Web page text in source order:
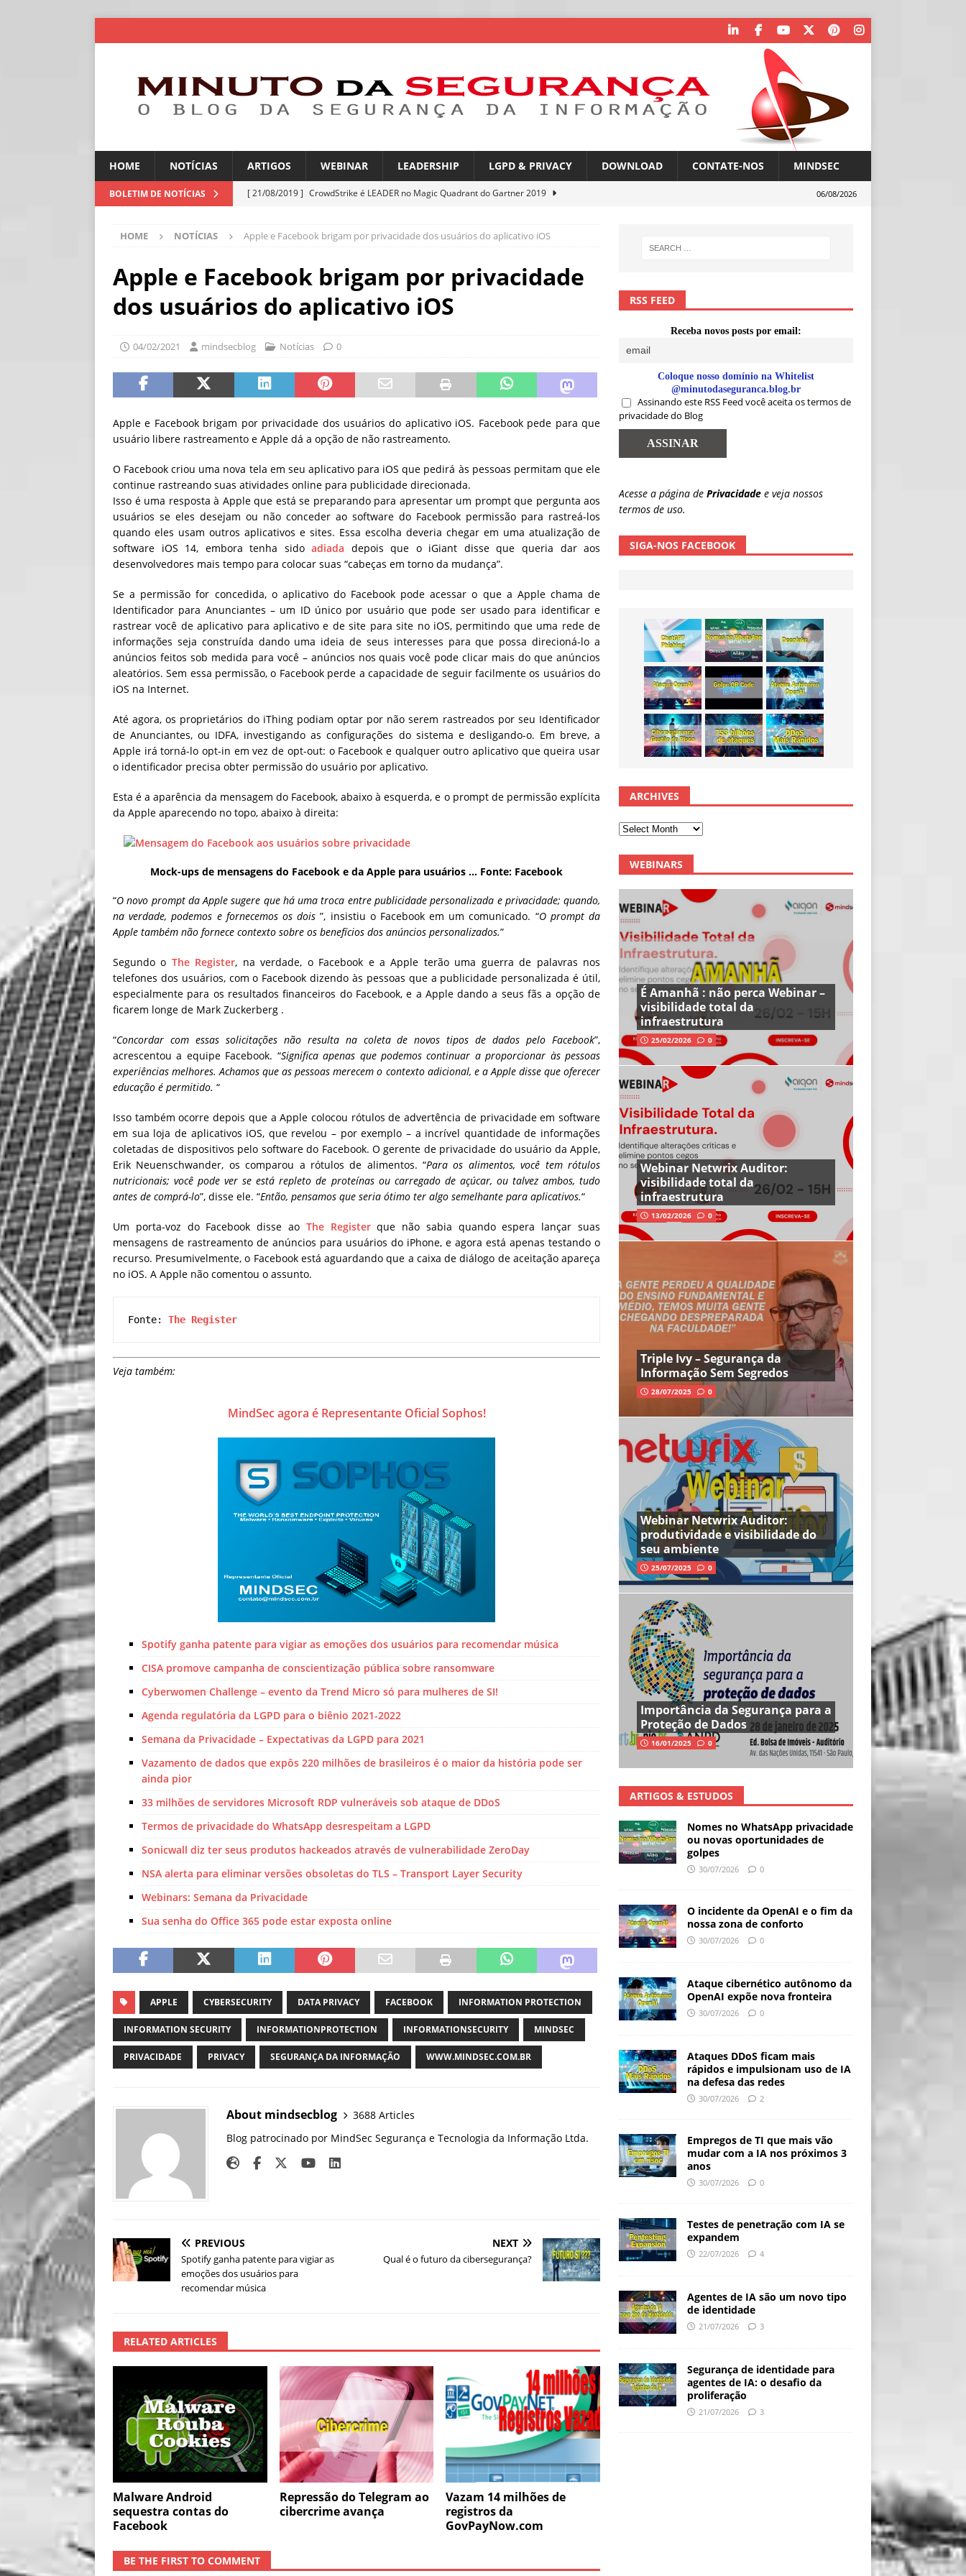
HOME NOTÍCIAS ARTIGOS WEBINAR LEADERSHIP LGPD & PRIVACY DOWNLOAD CONTATE-NOS MINDSEC
BOLETIM DE NOTÍCIAS [ 21/08/2019 ] CrowdStrike é LEADER no Magic Quadrant do Gartner 2019
[ 30/07/2026 ] ChatGPT entra na mira de campanhas de phishing
NOTÍCIAS
[ 30/07/2026 ]
Nomes no WhatsApp privacidade ou novas oportunidades de golpes
[ 30/07/2026 ] Deepfakes já enganam 90% dos brasileiros no trabalho
[ 30/07/2026 ]
06/08/2026
HOME NOTÍCIAS Apple e Facebook brigam por privacidade dos usuários do aplicativo iOS
Apple e Facebook brigam por privacidade
dos usuários do aplicativo iOS
04/02/2021 mindsecblog Notícias 0
Apple e Facebook brigam por privacidade dos usuários do aplicativo iOS. Facebook pede para que
usuário libere rastreamento e Apple dá a opção de não rastreamento.
O Facebook criou uma nova tela em seu aplicativo para iOS que pedirá às pessoas permitam que ele
continue rastreando suas atividades online para publicidade direcionada.
Isso é uma resposta à Apple que está se preparando para apresentar um prompt que pergunta aos
usuários se eles desejam ou não conceder ao software do Facebook permissão para rastreá-los
quando eles usam outros aplicativos e sites. Essa escolha deveria chegar em uma atualização de
software iOS 14, embora tenha sidoadiada depois que o iGiant disse que queria dar aos
desenvolvedores mais tempo para colocar suas “cabeças em torno da mudança”.
Se a permissão for concedida, o aplicativo do Facebook pode acessar o que a Apple chama de
Identificador para Anunciantes – um ID único por usuário que pode ser usado para identificar e
rastrear você de aplicativo para aplicativo e de site para site no iOS, permitindo que uma rede de
informações seja construída dando uma ideia de seus interesses para que possa direcioná-lo a
anúncios feitos sob medida para você – anúncios nos quais você pode clicar mais do que anúncios
aleatórios. Sem essa permissão, o Facebook perde a capacidade de seguir facilmente os usuários do
iOS na Internet.
Até agora, os proprietários do iThing podiam optar por não serem rastreados por seu Identificador
de Anunciantes, ou IDFA, investigando as configurações do sistema e desligando-o. Em breve, a
Apple irá torná-lo opt-in em vez de opt-out: o Facebook e qualquer outro aplicativo que queira usar
o identificador precisa obter permissão do usuário por aplicativo.
Esta é a aparência da mensagem do Facebook, abaixo à esquerda, e o prompt de permissão explícita
da Apple aparecendo no topo, abaixo à direita:
Mock-ups de mensagens do Facebook e da Apple para usuários … Fonte: Facebook
“O novo prompt da Apple sugere que há uma troca entre publicidade personalizada e privacidade; quando,
na verdade, podemos e fornecemos os dois ”, insistiu o Facebook em um comunicado. “O prompt da
Apple também não fornece contexto sobre os benefícios dos anúncios personalizados.”
Segundo o The Register, na verdade, o Facebook e a Apple terão uma guerra de palavras nos
telefones dos usuários, com o Facebook dizendo às pessoas que a publicidade personalizada é útil,
especialmente para os resultados financeiros do Facebook, e a Apple dando a seus fãs a opção de
ficarem longe de Mark Zuckerberg .
“Concordar com essas solicitações não resulta na coleta de novos tipos de dados pelo Facebook”,
acrescentou a equipe Facebook. “Significa apenas que podemos continuar a proporcionar às pessoas
experiências melhores. Achamos que as pessoas merecem o contexto adicional, e a Apple disse que oferecer
educação é permitido. “
Isso também ocorre depois que a Apple colocou rótulos de advertência de privacidade em software
em sua loja de aplicativos iOS, que revelou – por exemplo – a incrível quantidade de informações
coletadas de dispositivos pelo software do Facebook. O gerente de privacidade do usuário da Apple,
Erik Neuenschwander, os comparou a rótulos de alimentos. “Para os alimentos, você tem rótulos
nutricionais; você pode ver se está repleto de proteínas ou carregado de açúcar, ou talvez ambos, tudo
antes de comprá-lo”, disse ele. “Então, pensamos que seria ótimo ter algo semelhante para aplicativos.“
Um porta-voz do Facebook disse ao The Registerque não sabia quando espera lançar suas
mensagens de rastreamento de anúncios para usuários do iPhone, e agora está apenas testando o
recurso. Presumivelmente, o Facebook está aguardando que a caixa de diálogo de aceitação apareça
no iOS. A Apple não comentou o assunto.
Fonte: The Register
Veja também:
MindSec agora é Representante Oficial Sophos!
Spotify ganha patente para vigiar as emoções dos usuários para recomendar música
CISA promove campanha de conscientização pública sobre ransomware
Cyberwomen Challenge – evento da Trend Micro só para mulheres de SI!
Agenda regulatória da LGPD para o biênio 2021-2022
Semana da Privacidade – Expectativas da LGPD para 2021
Vazamento de dados que expôs 220 milhões de brasileiros é o maior da história pode ser
ainda pior
33 milhões de servidores Microsoft RDP vulneráveis sob ataque de DDoS
Termos de privacidade do WhatsApp desrespeitam a LGPD
Sonicwall diz ter seus produtos hackeados através de vulnerabilidade ZeroDay
NSA alerta para eliminar versões obsoletas do TLS – Transport Layer Security
Webinars: Semana da Privacidade
Sua senha do Office 365 pode estar exposta online
APPLE CYBERSECURITY DATA PRIVACY FACEBOOK INFORMATION PROTECTION
INFORMATION SECURITY INFORMATIONPROTECTION INFORMATIONSECURITY MINDSEC
PRIVACIDADE PRIVACY SEGURANÇA DA INFORMAÇÃO WWW.MINDSEC.COM.BR
About mindsecblog
3688 Articles
Blog patrocinado por MindSec Segurança e Tecnologia da Informação Ltda.
PREVIOUS
Spotify ganha patente para vigiar as
emoções dos usuários para
recomendar música
NEXT
Qual é o futuro da cibersegurança?
RELATED ARTICLES
Malware Android
sequestra contas do
Facebook
Repressão do Telegram ao
cibercrime avança
Vazam 14 milhões de
registros da
GovPayNow.com
BE THE FIRST TO COMMENT
RSS FEED
Receba novos posts por email:
Coloque nosso domínio na Whitelist
@minutodaseguranca.blog.br
Assinando este RSS Feed você aceita os termos de
privacidade do Blog
Acesse a página de Privacidade e veja nossos
termos de uso.
SIGA-NOS FACEBOOK
ARCHIVES
WEBINARS
É Amanhã : não perca Webinar –
visibilidade total da
infraestrutura
25/02/2026 0
Webinar Netwrix Auditor:
visibilidade total da
infraestrutura
13/02/2026 0
Triple Ivy – Segurança da
Informação Sem Segredos
28/07/2025 0
Webinar Netwrix Auditor:
produtividade e visibilidade do
seu ambiente
25/07/2025 0
Importância da Segurança para a
Proteção de Dados
16/01/2025 0
ARTIGOS & ESTUDOS
Nomes no WhatsApp privacidade
ou novas oportunidades de
golpes
30/07/2026 0
O incidente da OpenAI e o fim da
nossa zona de conforto
30/07/2026 0
Ataque cibernético autônomo da
OpenAI expõe nova fronteira
30/07/2026 0
Ataques DDoS ficam mais
rápidos e impulsionam uso de IA
na defesa das redes
30/07/2026 2
Empregos de TI que mais vão
mudar com a IA nos próximos 3
anos
30/07/2026 0
Testes de penetração com IA se
expandem
22/07/2026 4
Agentes de IA são um novo tipo
de identidade
21/07/2026 3
Segurança de identidade para
agentes de IA: o desafio da
proliferação
21/07/2026 3